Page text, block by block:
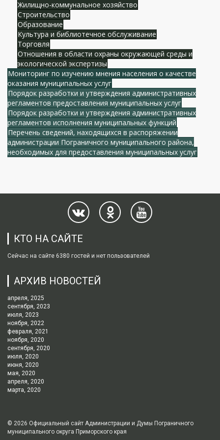
Жилищно-коммунальное хозяйство
Строительство
Образование
Культура и библиотечное обслуживание
Торговля
Отношения в области охраны окружающей среды и
экологической экспертизы
Мониторинг по изучению мнения населения о качестве
оказания муниципальных услуг
Порядок разработки и утверждения административных
регламентов предоставления муниципальных услуг
Порядок разработки и утверждения административных
регламентов исполнения муниципальных функций
Перечень сведений, находящихся в распоряжении
администрации Пограничного муниципального района,
необходимых для предоставления муниципальных услуг
КТО НА САЙТЕ
Сейчас на сайте 6380 гостей и нет пользователей
АРХИВ НОВОСТЕЙ
апреля, 2025
сентября, 2023
июля, 2023
ноября, 2022
февраля, 2021
ноября, 2020
сентября, 2020
июля, 2020
июня, 2020
мая, 2020
апреля, 2020
марта, 2020
© 2026 Официальный сайт Администрации и Думы Пограничного
муниципального округа Приморского края